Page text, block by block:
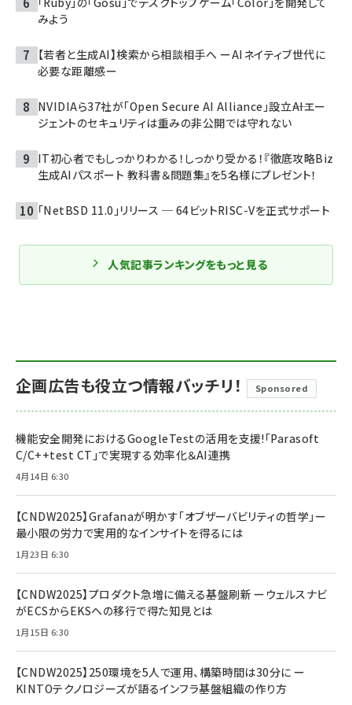
みよう
【若者と生成AI】検索から相談相手へ ーAIネイティブ世代に
必要な距離感ー
NVIDIAら37社が「Open Secure AI Alliance」設立――AIエー
ジェントのセキュリティは重みの非公開では守れない
IT初心者でもしっかりわかる！しっかり受かる！『徹底攻略Biz
生成AIパスポート 教科書＆問題集』を5名様にプレゼント！
「NetBSD 11.0」リリース ─ 64ビットRISC-Vを正式サポート
人気記事ランキングをもっと見る
企画広告も役立つ情報バッチリ！ Sponsored
機能安全開発におけるGoogleTestの活用を支援!「Parasoft
C/C++test CT」で実現する効率化＆AI連携
4月14日 6:30
【CNDW2025】Grafanaが明かす「オブザーバビリティの哲学」ー
最小限の労力で実用的なインサイトを得るには
1月23日 6:30
【CNDW2025】プロダクト急増に備える基盤刷新 ーウェルスナビ
がECSからEKSへの移行で得た知見とは
1月15日 6:30
【CNDW2025】250環境を5人で運用、構築時間は30分に ー
KINTOテクノロジーズが語るインフラ基盤組織の作り方